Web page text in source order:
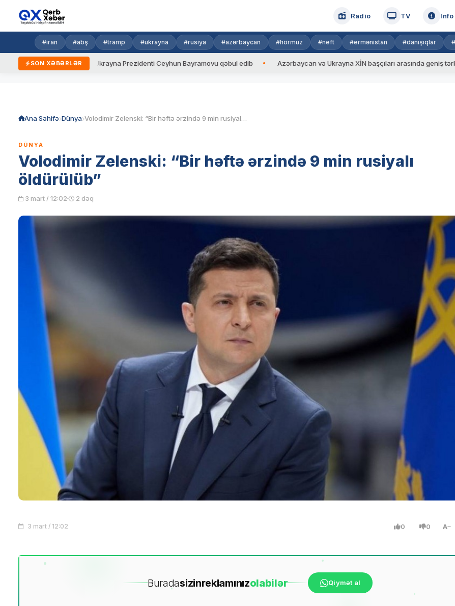
Radio TV Info
#iran #abş #tramp #ukrayna #rusiya #azərbaycan #hörmüz #neft #ermənistan #danışıqlar
SON XƏBƏRLƏR
qaydalar Ukrayna Prezidenti Ceyhun Bayramovu qəbul edib Azərbaycan və Ukrayna XİN başçıları arasında geniş tərkibdə
Ana Səhifə Dünya Volodimir Zelenski: “Bir həftə ərzində 9 min rusiyalı öldürülüb”
DÜNYA
Volodimir Zelenski: “Bir həftə ərzində 9 min rusiyalı
öldürülüb”
3 mart / 12:02 2 dəq
3 mart / 12:02 0 0 A
Buradasizinreklamınızolabilər Qiymət al